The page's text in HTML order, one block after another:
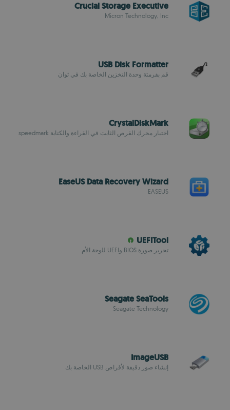
Crucial Storage Executive
Micron Technology, Inc
USB Disk Formatter
قم بفرمتة وحدة التخزين الخاصة بك في ثوان
CrystalDiskMark
اختبار محرك القرص الثابت في القراءة والكتابة speedmark
EaseUS Data Recovery Wizard
EASEUS
UEFITool
تحرير صورة BIOS وUEFI للوحة الأم
Seagate SeaTools
Seagate Technology
ImageUSB
إنشاء صور دقيقة لأقراص USB الخاصة بك